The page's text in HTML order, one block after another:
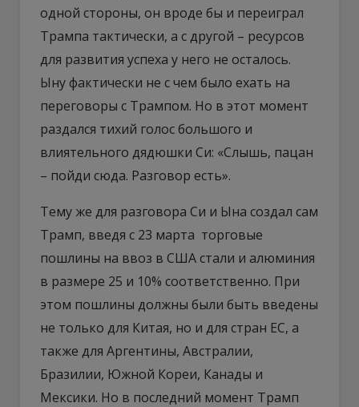
одной стороны, он вроде бы и переиграл
Трампа тактически, а с другой – ресурсов
для развития успеха у него не осталось.
Ыну фактически не с чем было ехать на
переговоры с Трампом. Но в этот момент
раздался тихий голос большого и
влиятельного дядюшки Си: «Слышь, пацан
– пойди сюда. Разговор есть».
Тему же для разговора Си и Ына создал сам
Трамп, введя с 23 марта торговые
пошлины на ввоз в США стали и алюминия
в размере 25 и 10% соответственно. При
этом пошлины должны были быть введены
не только для Китая, но и для стран ЕС, а
также для Аргентины, Австралии,
Бразилии, Южной Кореи, Канады и
Мексики. Но в последний момент Трамп